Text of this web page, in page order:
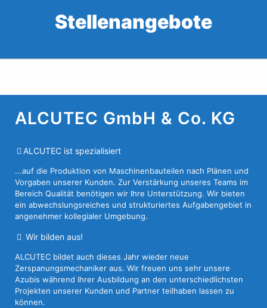
Stellenangebote
ALCUTEC GmbH & Co. KG
ALCUTEC ist spezialisiert
...auf die Produktion von Maschinenbauteilen nach Plänen und
Vorgaben unserer Kunden. Zur Verstärkung unseres Teams im
Bereich Qualität benötigen wir Ihre Unterstützung. Wir bieten
ein abwechslungsreiches und strukturiertes Aufgabengebiet in
angenehmer kollegialer Umgebung.
Wir bilden aus!
ALCUTEC bildet auch dieses Jahr wieder neue
Zerspanungsmechaniker aus. Wir freuen uns sehr unsere
Azubis während Ihrer Ausbildung an den unterschiedlichsten
Projekten unserer Kunden und Partner teilhaben lassen zu
können.